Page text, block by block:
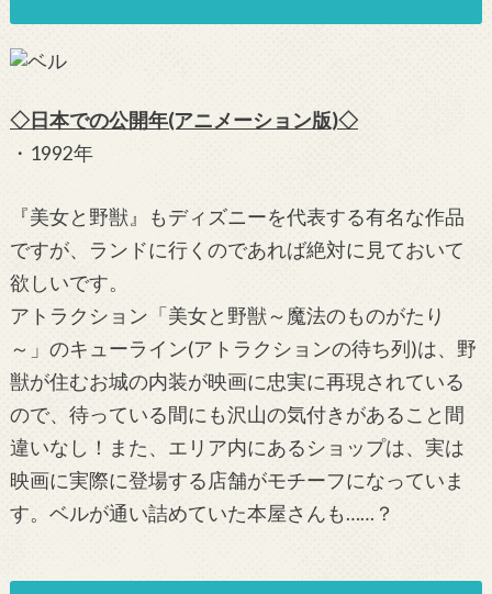
◇日本での公開年(アニメーション版)◇
・1992年
『美女と野獣』もディズニーを代表する有名な作品
ですが、ランドに行くのであれば絶対に見ておいて
欲しいです。
アトラクション「美女と野獣～魔法のものがたり
～」のキューライン(アトラクションの待ち列)は、野
獣が住むお城の内装が映画に忠実に再現されている
ので、待っている間にも沢山の気付きがあること間
違いなし！また、エリア内にあるショップは、実は
映画に実際に登場する店舗がモチーフになっていま
す。ベルが通い詰めていた本屋さんも……？